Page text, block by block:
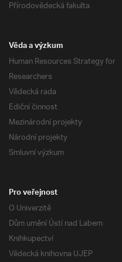
Přírodovědecká fakulta
Věda a výzkum
Human Resources Strategy for
Researchers
Vědecká rada
Ediční činnost
Mezinárodní projekty
Národní projekty
Smluvní výzkum
Pro veřejnost
O Univerzitě
Dům umění Ústí nad Labem
Knihkupectví
Vědecká knihovna UJEP